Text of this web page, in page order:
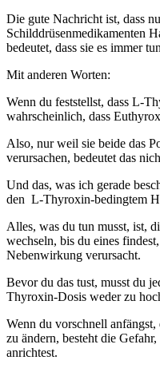
Die gute Nachricht ist, dass
Schilddrüsenmedikamenten
bedeutet, dass sie es immer
Mit anderen Worten:
Wenn du feststellst, dass L-
wahrscheinlich, dass
Also, nur weil sie beide das
verursachen, bedeutet das
Und das, was ich gerade
den L-Thyroxin-bedingtem
Alles, was du tun musst, ist,
wechseln, bis du eines
Nebenwirkung verursacht.
Bevor du das tust, musst du
Thyroxin-Dosis weder zu
Wenn du vorschnell
zu ändern, besteht die
anrichtest.